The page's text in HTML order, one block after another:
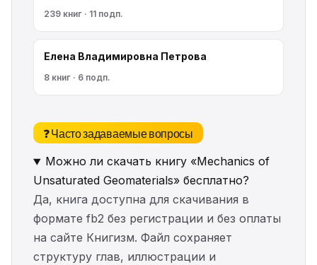
239 книг · 11 подп.
Елена Владимировна Петрова
8 книг · 6 подп.
❓ Часто задаваемые вопросы
Можно ли скачать книгу «Mechanics of
Unsaturated Geomaterials» бесплатно?
Да, книга доступна для скачивания в
формате fb2 без регистрации и без оплаты
на сайте Книгизм. Файл сохраняет
структуру глав, иллюстрации и